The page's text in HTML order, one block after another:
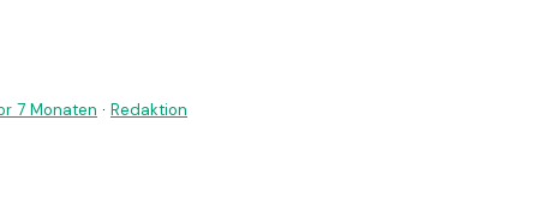
7 Monaten · Redaktion